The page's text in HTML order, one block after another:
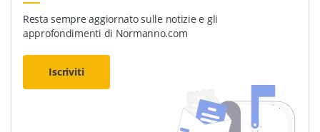
Resta sempre aggiornato sulle notizie e gli
approfondimenti di Normanno.com
Iscriviti